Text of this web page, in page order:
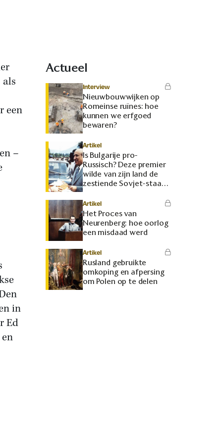
een
–
in
Ed
Actueel
Interview
Nieuwbouwwijken op
Romeinse ruïnes: hoe
kunnen we erfgoed
bewaren?
Artikel
Is Bulgarije pro-
Russisch? Deze premier
wilde van zijn land de
zestiende Sovjet-staat
maken
Artikel
Het Proces van
Neurenberg: hoe oorlog
een misdaad werd
Artikel
Rusland gebruikte
omkoping en afpersing
om Polen op te delen